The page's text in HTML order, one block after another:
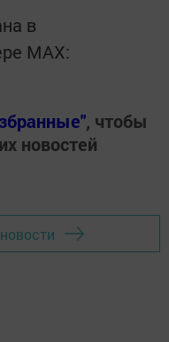
в
MАХ:
, чтобы
новостей